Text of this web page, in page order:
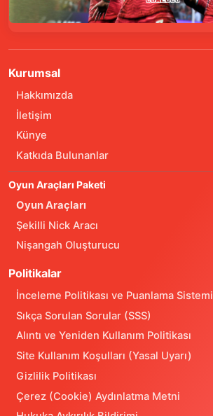
Kurumsal
Hakkımızda
İletişim
Künye
Katkıda Bulunanlar
Oyun Araçları Paketi
Oyun Araçları
Şekilli Nick Aracı
Nişangah Oluşturucu
Politikalar
İnceleme Politikası ve Puanlama Sistemi
Sıkça Sorulan Sorular (SSS)
Alıntı ve Yeniden Kullanım Politikası
Site Kullanım Koşulları (Yasal Uyarı)
Gizlilik Politikası
Çerez (Cookie) Aydınlatma Metni